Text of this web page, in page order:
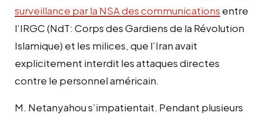
surveillance par la NSA des communications entre
l’IRGC (NdT: Corps des Gardiens de la Révolution
Islamique) et les milices, que l’Iran avait
explicitement interdit les attaques directes
contre le personnel américain.
M. Netanyahou s’impatientait. Pendant plusieurs